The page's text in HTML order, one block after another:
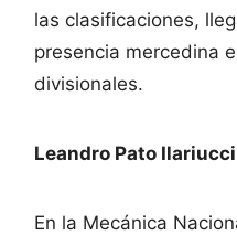
las clasificaciones,
presencia mercedina
divisionales.
Leandro Pato
En la Mecánica